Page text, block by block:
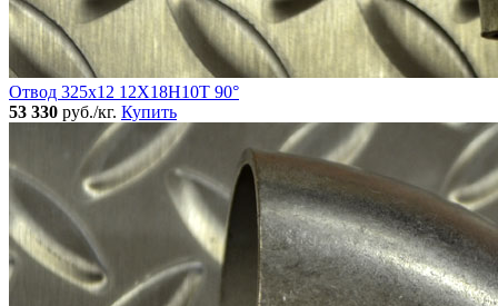
Отвод 325х12 12Х18Н10Т 90°
53 330 руб./кг. Купить